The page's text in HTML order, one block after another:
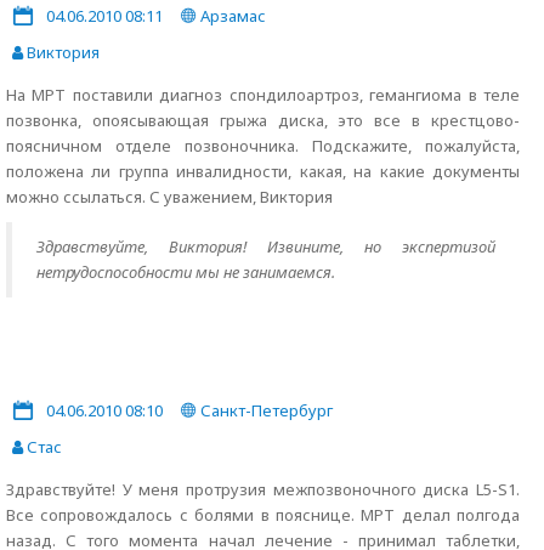
04.06.2010 08:11
Арзамас
Виктория
На МРТ поставили диагноз спондилоартроз, гемангиома в теле
позвонка, опоясывающая грыжа диска, это все в крестцово-
поясничном отделе позвоночника. Подскажите, пожалуйста,
положена ли группа инвалидности, какая, на какие документы
можно ссылаться. С уважением, Виктория
Здравствуйте, Виктория! Извините, но экспертизой
нетрудоспособности мы не занимаемся.
04.06.2010 08:10
Санкт-Петербург
Стас
Здравствуйте! У меня протрузия межпозвоночного диска L5-S1.
Все сопровождалось с болями в пояснице. МРТ делал полгода
назад. С того момента начал лечение - принимал таблетки,